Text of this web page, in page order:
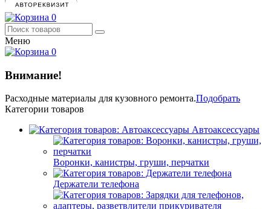
0
Меню
0
Внимание!
Расходные материалы для кузовного ремонта.Подобрать
Категории товаров
Автоаксессуары
Воронки, канистры, груши, перчатки
Держатели телефона